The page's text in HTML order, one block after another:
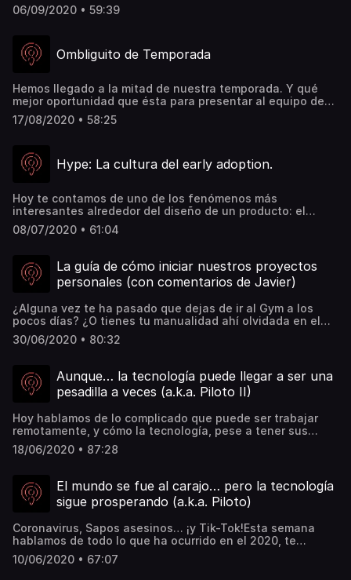
invitado especial—, qué implica irte a vivir sólo, buscar
esa tan anhelada libertad personal, y entrar en el mundo
06/09/2020 • 59:39
Ombliguito de Temporada
Hemos llegado a la mitad de nuestra temporada. Y qué
mejor oportunidad que ésta para presentar al equipo de
Podcastless, contar un poco quiénes somos, y pasar un
buen rato.
17/08/2020 • 58:25
Hype: La cultura del early adoption.
Hoy te contamos de uno de los fenómenos más
interesantes alrededor del diseño de un producto: el
hype. Te explicamos qué es, qué tiene que ver con el
FOMO, y contamos algunas anécdotas. Además,
productos que alguna vez nos generaron esa sensación
de querer conocer un producto nuevo.Tenemos como
invitado a David Barinas, CTO de Valiu, quien nos cuenta
08/07/2020 • 61:04
La guía de cómo iniciar nuestros proyectos
personales (con comentarios de Javier)
¿Alguna vez te ha pasado que dejas de ir al Gym a los
pocos días? ¿O tienes tu manualidad ahí olvidada en el
rincón? ¿O estás esperando un suceso especial para
empezar tu proyecto, pero este núnca llega?En este
afecta, y cómo atacarla, con nuestra invitada especial:
Marjo.
30/06/2020 • 80:32
Aunque… la tecnología puede llegar a ser una
pesadilla a veces (a.k.a. Piloto II)
Hoy hablamos de lo complicado que puede ser trabajar
remotamente, y cómo la tecnología, pese a tener sus
luces, también puede tener un lado oscuro. Además,
hablaremos de nuestra falta de ejercicio, y de cómo las
de ella".
18/06/2020 • 87:28
El mundo se fue al carajo… pero la tecnología
sigue prosperando (a.k.a. Piloto)
Coronavirus, Sapos asesinos… ¡y Tik-Tok!Esta semana
hablamos de todo lo que ha ocurrido en el 2020, te
contamos por qué este es el año de las 7 plagas, y cómo
la tecnología nos ha ayudado a hacer esta situación más
10/06/2020 • 67:07